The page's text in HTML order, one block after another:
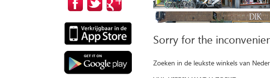
Sorry for the
Zoeken in de leukste winkels van